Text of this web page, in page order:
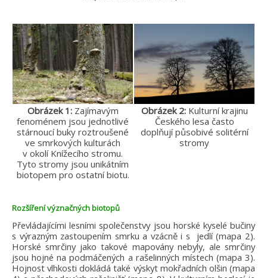
Obrázek 1:Zajímavým
fenoménem jsou jednotlivé
stárnoucí buky roztroušené
ve smrkových kulturách
v okolí Knížecího stromu.
Tyto stromy jsou unikátním
biotopem pro ostatní biotu.
Obrázek 2:Kulturní krajinu
Českého lesa často
doplňují působivé solitérní
stromy
Rozšíření význačných biotopů
Převládajícími lesními společenstvy jsou horské kyselé bučiny
s výrazným zastoupením smrku a vzácně i s jedlí (mapa 2).
Horské smrčiny jako takové mapovány nebyly, ale smrčiny
jsou hojné na podmáčených a rašelinných místech (mapa 3).
Hojnost vlhkosti dokládá také výskyt mokřadních olšin (mapa